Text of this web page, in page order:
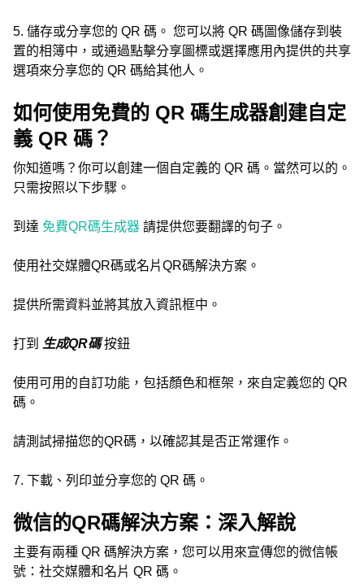
5. 儲存或分享您的 QR 碼。 您可以將 QR 碼圖像儲存到裝
置的相簿中，或通過點擊分享圖標或選擇應用內提供的共享
選項來分享您的 QR 碼給其他人。
如何使用免費的 QR 碼生成器創建自定
義 QR 碼？
你知道嗎？你可以創建一個自定義的 QR 碼。當然可以的。
只需按照以下步驟。
到達 免費QR碼生成器 請提供您要翻譯的句子。
使用社交媒體QR碼或名片QR碼解決方案。
提供所需資料並將其放入資訊框中。
打到 生成QR碼按鈕
使用可用的自訂功能，包括顏色和框架，來自定義您的 QR
碼。
請測試掃描您的QR碼，以確認其是否正常運作。
7. 下載、列印並分享您的 QR 碼。
微信的QR碼解決方案：深入解說
主要有兩種 QR 碼解決方案，您可以用來宣傳您的微信帳
號：社交媒體和名片 QR 碼。